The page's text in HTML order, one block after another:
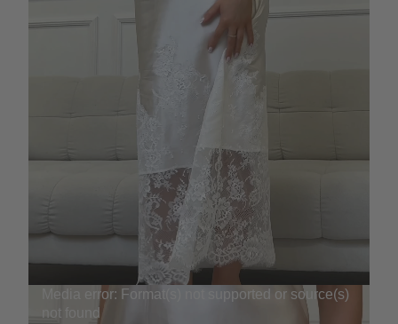
Відеопрогравач
Media error: Format(s) not supported or source(s)
not found